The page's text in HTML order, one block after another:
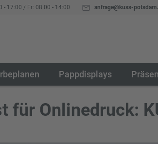
- 17:00 / Fr: 08:00 - 14:00 anfrage@kuss-
Pappdisplays
für Onlinedruck: